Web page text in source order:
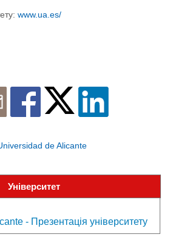
www.ua.es/
de Alicante
Університет
- Презентація університету